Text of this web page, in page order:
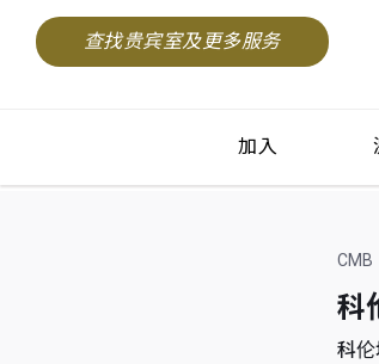
查找贵宾室及更多服务
加入
CMB
科
科